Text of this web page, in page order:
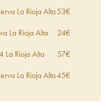
La Rioja Alta53€
La Rioja Alta
24€
La Rioja Alta
57€
La Rioja Alta45€